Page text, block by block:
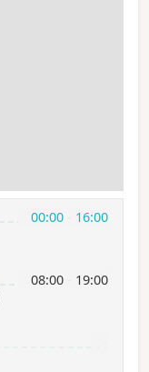
00:00 16:00
08:00 19:00